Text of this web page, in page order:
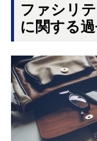
ファシリ
に関する